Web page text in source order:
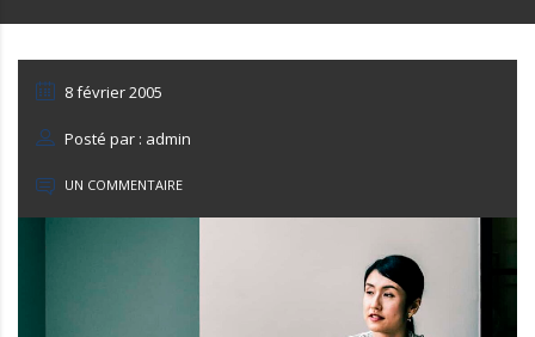
8 février 2005
Posté par : admin
UN COMMENTAIRE